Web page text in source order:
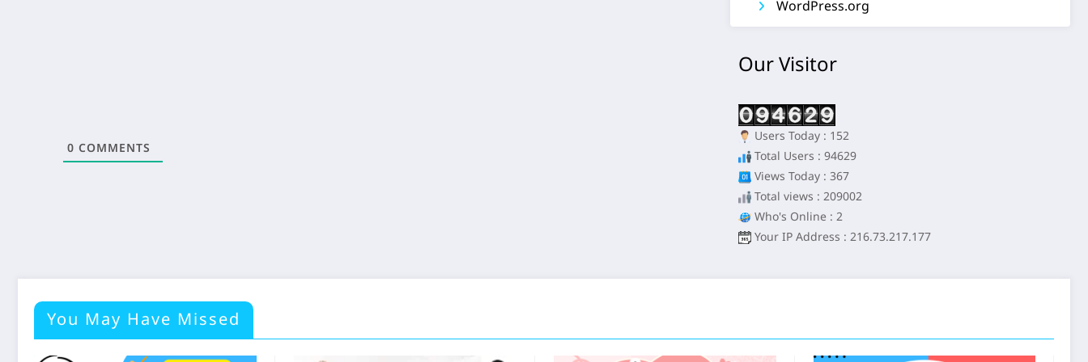
0 COMMENTS
WordPress.org
Our Visitor
Users Today : 152
Total Users : 94629
Views Today : 367
Total views : 209002
Who's Online : 2
Your IP Address : 216.73.217.177
You May Have Missed